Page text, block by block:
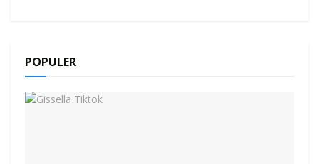
POPULER